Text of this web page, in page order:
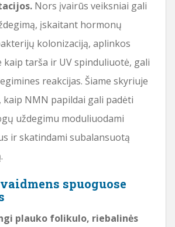
Nors įvairūs veiksniai gali
įskaitant hormonų
kolonizaciją, aplinkos
kaip tarša ir UV spinduliuotė, gali
reakcijas. Šiame skyriuje
kaip NMN papildai gali padėti
uždegimu moduliuodami
ir skatindami subalansuotą
spuoguose
plauko folikulo, riebalinės